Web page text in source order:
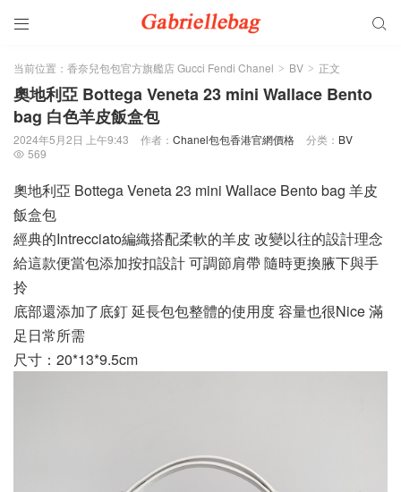
 
当前位置： 香奈兒包包官方旗艦店 Gucci Fendi Chanel > BV > 正文
奧地利亞 Bottega Veneta 23 mini Wallace Bento
bag 白色羊皮飯盒包
2024年5月2日 上午9:43 作者： Chanel包包香港官網價格 分类： BV
 569
奧地利亞 Bottega Veneta 23 mini Wallace Bento bag 羊皮
飯盒包
經典的Intrecciato編織搭配柔軟的羊皮 改變以往的設計理念
給這款便當包添加按扣設計 可調節肩帶 隨時更換腋下與手
拎
底部還添加了底釘 延長包包整體的使用度 容量也很Nice 滿
足日常所需
尺寸：20*13*9.5cm